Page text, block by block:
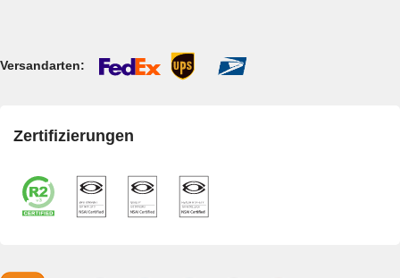
Versandarten:
Zertifizierungen